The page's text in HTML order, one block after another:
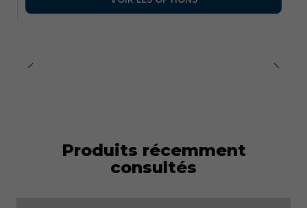
Produits récemment
consultés